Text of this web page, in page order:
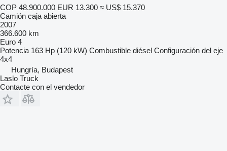
COP 48.900.000 EUR 13.300 ≈ US$ 15.370
Camión caja abierta
2007
366.600 km
Euro 4
Potencia 163 Hp (120 kW) Combustible diésel Configuración del eje
4x4
Hungría, Budapest
Laslo Truck
Contacte con el vendedor